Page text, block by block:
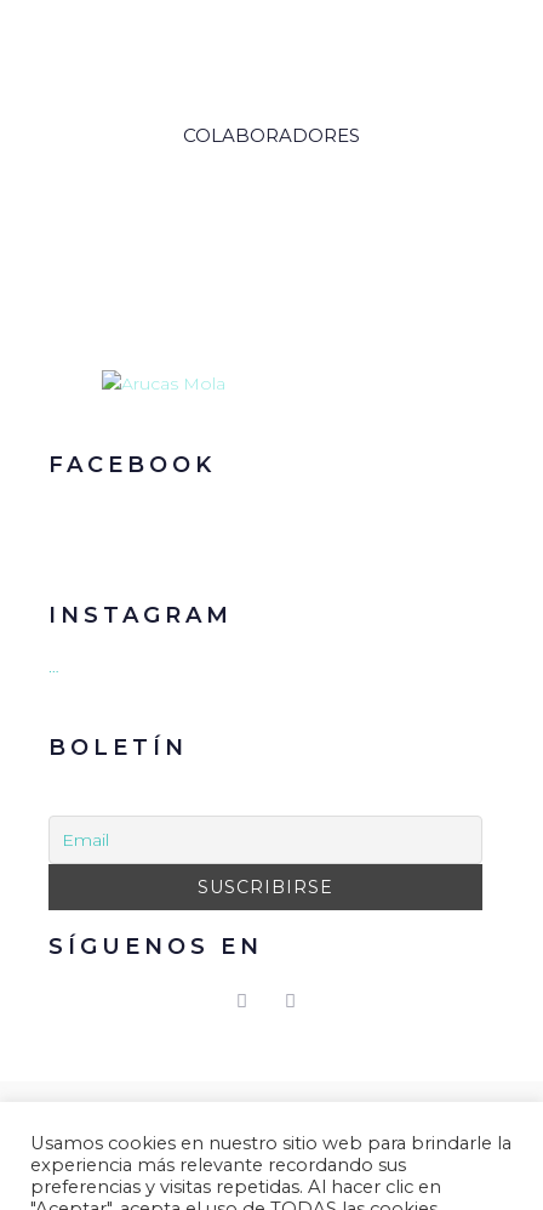
COLABORADORES
FACEBOOK
INSTAGRAM
…
BOLETÍN
SÍGUENOS EN
© 2021 Gacmark – Arucas Mola. Todos los derechos
reservados.
Aviso Legal|Política de Privacidad|Política de
Usamos cookies en nuestro sitio web para brindarle la
experiencia más relevante recordando sus
preferencias y visitas repetidas. Al hacer clic en